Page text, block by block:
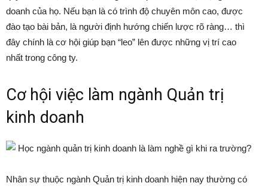
doanh của họ. Nếu bạn là có trình độ chuyên môn cao, được
đào tạo bài bản, là người định hướng chiến lược rõ ràng… thì
đây chính là cơ hội giúp bạn “leo” lên được những vị trí cao
nhất trong công ty.
Cơ hội việc làm ngành Quản trị
kinh doanh
Nhân sự thuộc ngành Quản trị kinh doanh hiện nay thường có